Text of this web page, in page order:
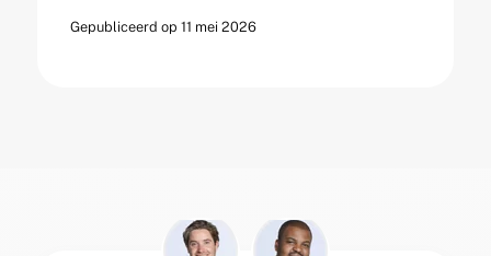
Gepubliceerd op 11 mei 2026